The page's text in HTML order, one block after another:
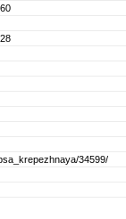
34599/